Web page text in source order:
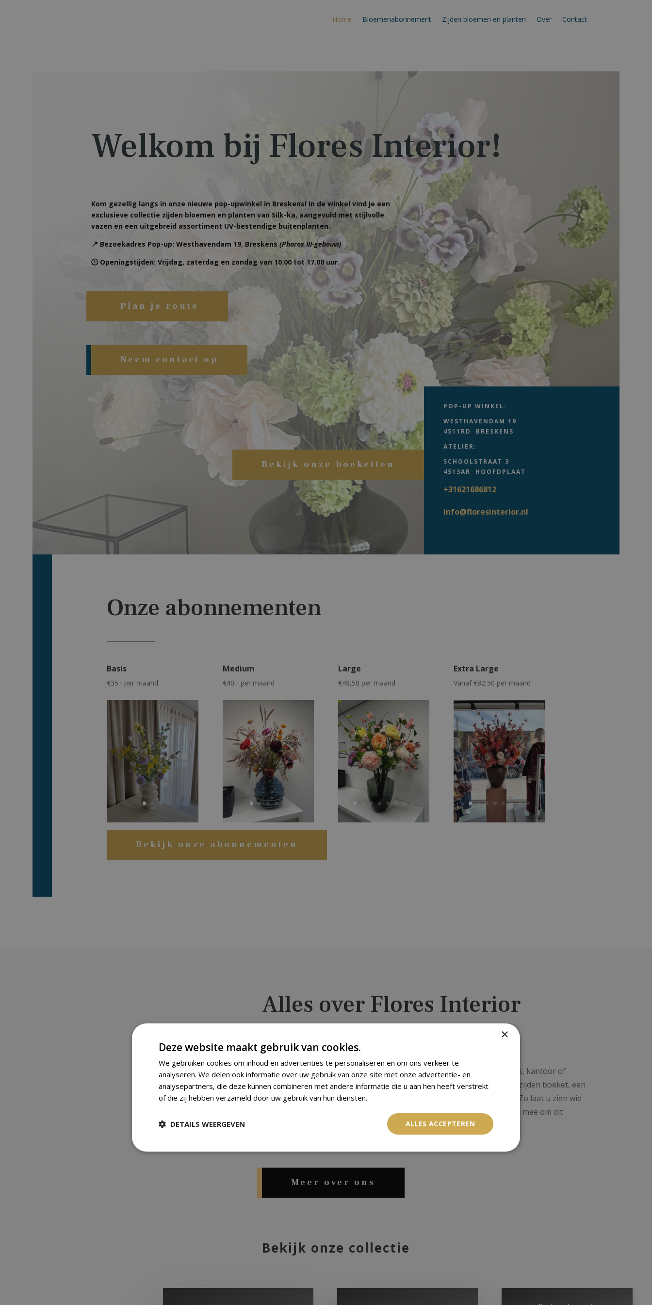
Home Bloemenabonnement Zijden bloemen en planten Over Contact
Welkom bij Flores Interior!
Kom gezellig langs in onze nieuwe pop-upwinkel in Breskens! In de winkel vind je een
exclusieve collectie zijden bloemen en planten van Silk-ka, aangevuld met stijlvolle
vazen en een uitgebreid assortiment UV-bestendige buitenplanten.
📍 Bezoekadres Pop-up: Westhavendam 19, Breskens(Pharos III-gebouw)
🕒 Openingstijden: Vrijdag, zaterdag en zondag van 10.00 tot 17.00 uur.
Plan je route
Neem contact op
Bekijk onze boeketten
POP-UP WINKEL:
WESTHAVENDAM 19
4511RD BRESKENS
ATELIER:
SCHOOLSTRAAT 3
4513AR HOOFDPLAAT
+31621686812
info@floresinterior.nl
Onze abonnementen
Basis
€35.- per maand
Medium
€40,- per maand
Large
€49,50 per maand
Extra Large
Vanaf €82,50 per maand
Bekijk onze abonnementen
Alles over Flores Interior
Een kleurrijke woonstijl, daar houden we van bij Flores Interior. Uw huis, kantoor of
bedrijf weerspiegelt wie u bent en waar u blij van wordt. Met een mooi zijden boeket, een
grote plant of met bijzondere woonaccessoires een statement maken. Zo laat u zien wie
u bent en geeft u kleur aan uw leven. Flores Interior denkt graag met u mee om dit
Meer over ons
Bekijk onze collectie
×
Deze website maakt gebruik van cookies.
We gebruiken cookies om inhoud en advertenties te personaliseren en om ons verkeer te
analyseren. We delen ook informatie over uw gebruik van onze site met onze advertentie- en
analysepartners, die deze kunnen combineren met andere informatie die u aan hen heeft verstrekt
of die zij hebben verzameld door uw gebruik van hun diensten.
ALLES ACCEPTEREN
DETAILS WEERGEVEN